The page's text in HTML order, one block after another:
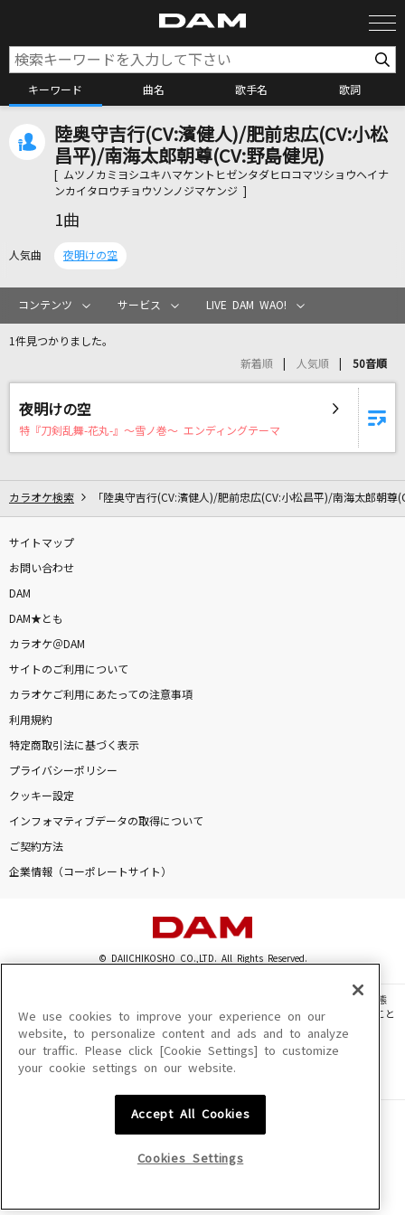
キーワード 曲名 歌手名 歌詞
カラオケ検索
カラオケ店舗検索
全国りれき
リアルタイムで歌われている曲の一覧
どこもかしこも駐車場
森山直太朗(直太朗)
怪獣
サカナクション
君という花
ASIAN KUNG-FU GENERATION
よあけのうた
jo0ji
それが大事
花の塔
さユり
ブルーシャドウにのっかって
はしメロ
セントエルモの火
[生音]愛のレンタル
マカロニえんぴつ
もっと見る
カラオケ最新情報をチェック！
陸奥守吉行(CV:濱健人)/肥前忠広(CV:小松
昌平)/南海太郎朝尊(CV:野島健児)
[ ムツノカミヨシユキハマケントヒゼンタダヒロコマツショウヘイナ
ンカイタロウチョウソンノジマケンジ ]
1曲
人気曲 夜明けの空
コンテンツ サービス LIVE DAM WAO!
1件見つかりました。
新着順 人気順 50音順
夜明けの空
特『刀剣乱舞-花丸-』～雪ノ巻～ エンディングテーマ
カラオケ検索 「陸奥守吉行(CV:濱健人)/肥前忠広(CV:小松昌平)/南海太郎朝尊
サイトマップ
お問い合わせ
DAM
DAM★とも
カラオケ＠DAM
サイトのご利用について
カラオケご利用にあたっての注意事項
利用規約
特定商取引法に基づく表示
プライバシーポリシー
クッキー設定
インフォマティブデータの取得について
ご契約方法
企業情報（コーポレートサイト）
© DAIICHIKOSHO CO.,LTD. All Rights Reserved.
このサイトに掲載されている一切の文章・画像・写真・動画・音声等を、手段や形態
を問わず、著作権法の定める範囲を超えて無断で複製、転載、ファイル化などすること
を禁じます。
楽曲及びコンテンツは、機種によりご利用いただけない場合があります。
楽曲及びコンテンツの配信日、配信内容が変更になる場合があります。
We use cookies to improve your experience on our
website, to personalize content and ads and to analyze
our traffic. Please click [Cookie Settings] to customize
your cookie settings on our website.
Accept All Cookies
Cookies Settings